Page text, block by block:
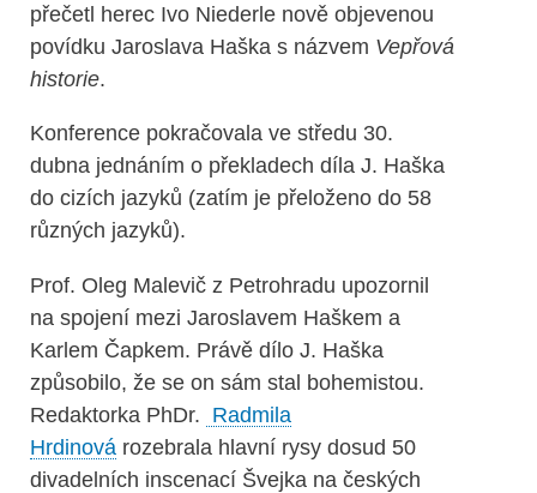
přečetl herec Ivo Niederle nově objevenou
povídku Jaroslava Haška s názvem Vepřová
historie.
Konference pokračovala ve středu 30.
dubna jednáním o překladech díla J. Haška
do cizích jazyků (zatím je přeloženo do 58
různých jazyků).
Prof. Oleg Malevič z Petrohradu upozornil
na spojení mezi Jaroslavem Haškem a
Karlem Čapkem. Právě dílo J. Haška
způsobilo, že se on sám stal bohemistou.
Redaktorka PhDr. Radmila
Hrdinová rozebrala hlavní rysy dosud 50
divadelních inscenací Švejka na českých